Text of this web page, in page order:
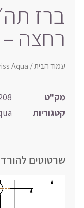
ברז
רחצה
עמוד הבית/
Aqua
מק"ט
קטגוריות
שרטוטים